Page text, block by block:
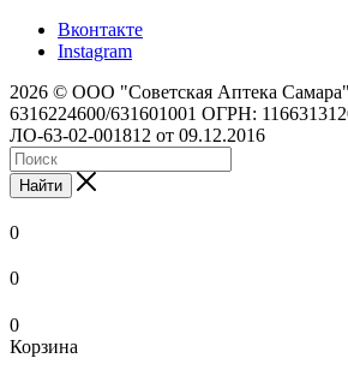
Вконтакте
Instagram
2026 © ООО "Советская Аптека
6316224600/631601001 ОГРН:
ЛО-63-02-001812 от 09.12.2016
Найти
0
0
0
Корзина